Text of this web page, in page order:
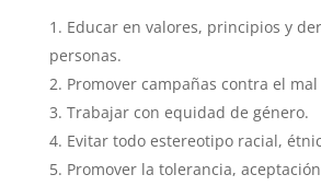
Educar en valores, principios y
personas.
Promover campañas contra el
Trabajar con equidad de género.
Evitar todo estereotipo racial,
Promover la tolerancia,